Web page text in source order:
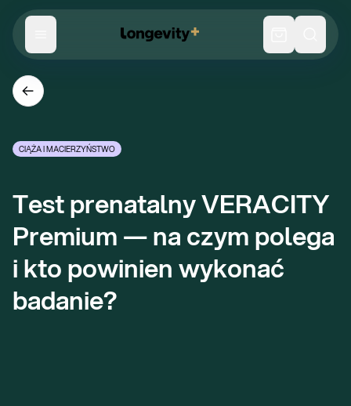
CIĄŻA I MACIERZYŃSTWO
Test prenatalny VERACITY
Premium — na czym polega
i kto powinien wykonać
badanie?